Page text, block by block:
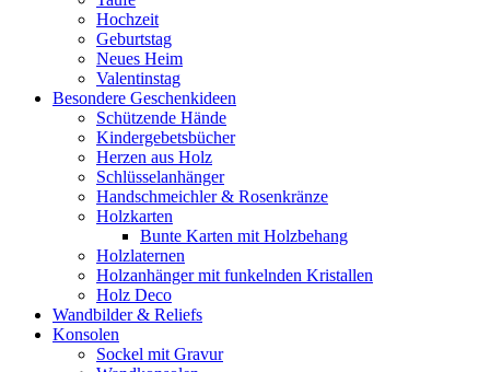
Hochzeit
Geburtstag
Neues Heim
Valentinstag
Besondere Geschenkideen
Schützende Hände
Kindergebetsbücher
Herzen aus Holz
Schlüsselanhänger
Handschmeichler & Rosenkränze
Holzkarten
Bunte Karten mit Holzbehang
Holzlaternen
Holzanhänger mit funkelnden Kristallen
Holz Deco
Wandbilder & Reliefs
Konsolen
Sockel mit Gravur